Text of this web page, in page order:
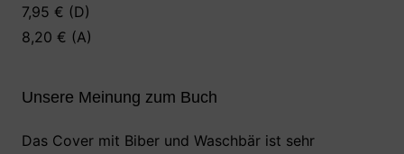
7,95 € (D)
8,20 € (A)
Unsere Meinung zum Buch
Das Cover mit Biber und Waschbär ist sehr